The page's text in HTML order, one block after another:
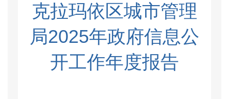
克拉玛依区城市管理
局2025年政府信息公
开工作年度报告